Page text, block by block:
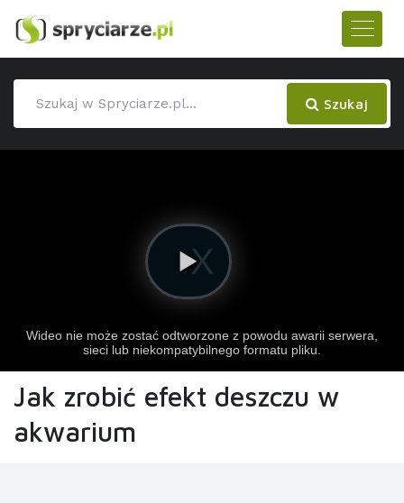
Szukaj
Jak zrobić efekt deszczu w
akwarium